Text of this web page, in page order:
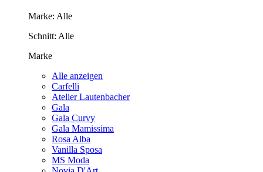
Marke: Alle
Schnitt: Alle
Marke
Alle anzeigen
Carfelli
Atelier Lautenbacher
Gala
Gala Curvy
Gala Mamissima
Rosa Alba
Vanilla Sposa
MS Moda